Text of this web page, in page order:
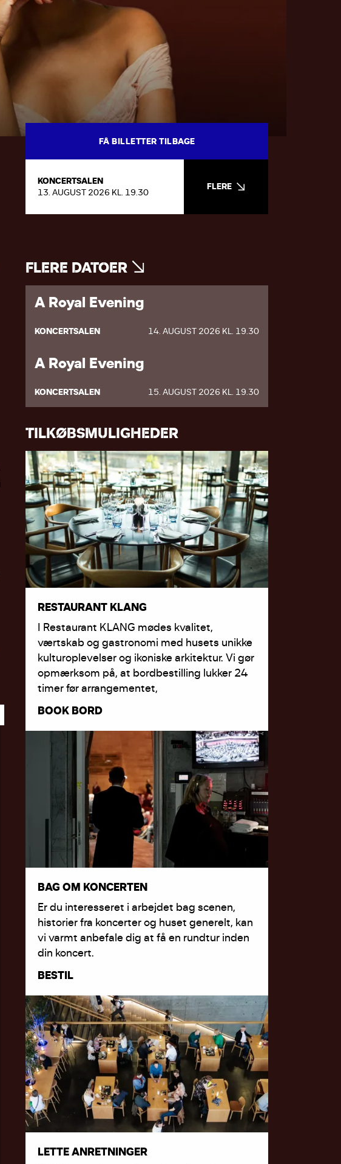
FÅ BILLETTER TILBAGE
KONCERTSALEN
13. AUGUST 2026 KL. 19.30
FLERE
FLERE DATOER
A Royal Evening
KONCERTSALEN 14. AUGUST 2026 KL. 19.30
A Royal Evening
KONCERTSALEN 15. AUGUST 2026 KL. 19.30
TILKØBSMULIGHEDER
RESTAURANT KLANG
I Restaurant KLANG mødes kvalitet,
værtskab og gastronomi med husets unikke
kulturoplevelser og ikoniske arkitektur. Vi gør
opmærksom på, at bordbestilling lukker 24
timer før arrangementet,
BOOK BORD
BAG OM KONCERTEN
Er du interesseret i arbejdet bag scenen,
historier fra koncerter og huset generelt, kan
vi varmt anbefale dig at få en rundtur inden
din koncert.
BESTIL
LETTE ANRETNINGER